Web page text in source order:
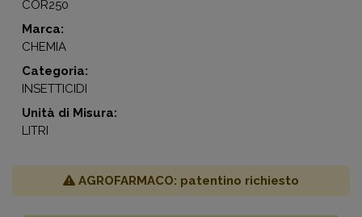
COR250
Marca:
CHEMIA
Categoria:
INSETTICIDI
Unità di Misura:
LITRI
AGROFARMACO: patentino richiesto